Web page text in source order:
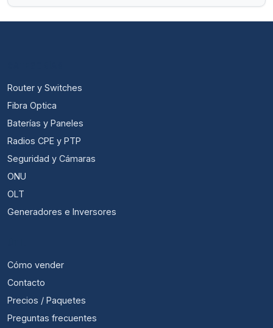
Router y Switches
Fibra Optica
Baterías y Paneles
Radios CPE y PTP
Seguridad y Cámaras
ONU
OLT
Generadores e Inversores
Cómo vender
Contacto
Precios / Paquetes
Preguntas frecuentes